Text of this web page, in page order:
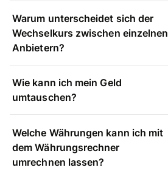
Warum unterscheidet sich der
Wechselkurs zwischen einzelnen
Anbietern?
Wie kann ich mein Geld
umtauschen?
Welche Währungen kann ich mit
dem Währungsrechner
umrechnen lassen?